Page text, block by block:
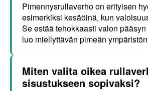
Pimennysrullaverho on erityisen
esimerkiksi kesäöinä, kun
Se estää tehokkaasti valon
luo miellyttävän pimeän
Miten valita oikea
sisustukseen sopivaksi?